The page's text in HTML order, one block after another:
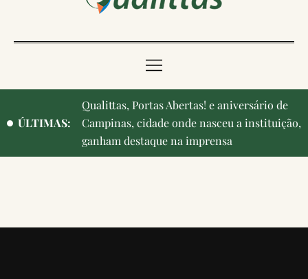
ÚLTIMAS:
Qualittas, Portas Abertas! e aniversário de
Campinas, cidade onde nasceu a instituição,
ganham destaque na imprensa
Reconhecer quem ensina: Faculdade
Qualittas homenageia professores durante o
Medvep 2026